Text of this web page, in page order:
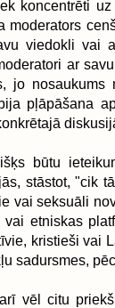
koncentrēti
moderators
viedokli vai
ar
jo nosaukums
pļāpāšana
būtu
stāstot, "cik
vai seksuāli
vai etniskas
kristieši vai
sadursmes,
vēl citu